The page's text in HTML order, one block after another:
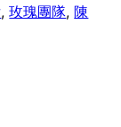
, 玫瑰團隊, 陳